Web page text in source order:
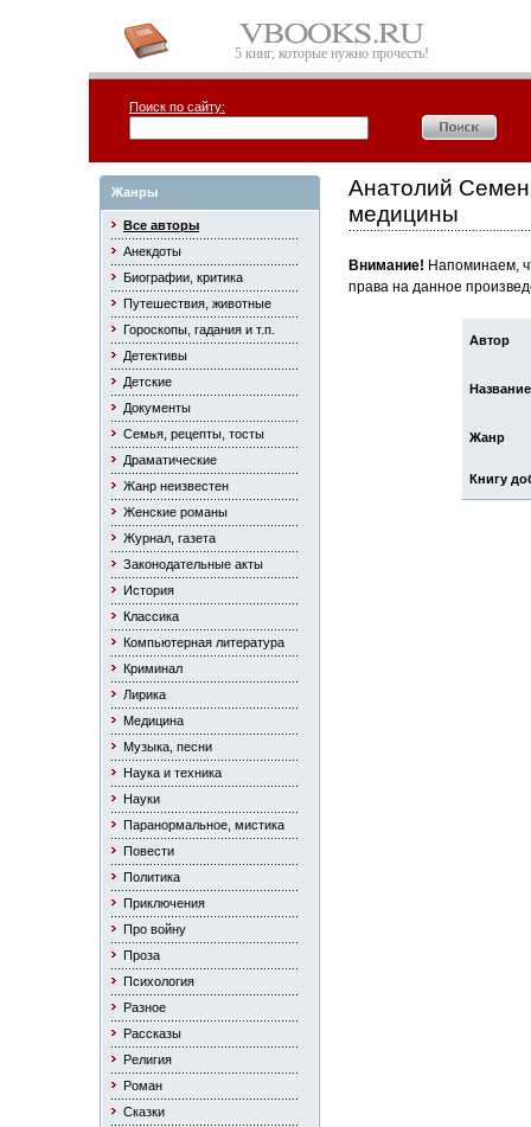
5 книг, которые нужно прочесть!
Поиск по сайту:
Жанры
Все авторы
Анекдоты
Биографии, критика
Путешествия, животные
Гороскопы, гадания и т.п.
Детективы
Детские
Документы
Семья, рецепты, тосты
Драматические
Жанр неизвестен
Женские романы
Журнал, газета
Законодательные акты
История
Классика
Компьютерная литература
Криминал
Лирика
Медицина
Музыка, песни
Наука и техника
Науки
Паранормальное, мистика
Повести
Политика
Приключения
Про войну
Проза
Психология
Разное
Рассказы
Религия
Роман
Сказки
Анатолий
медицины
Внимание! Напоминаем,
права на данное
Автор
Название
Жанр
Книгу